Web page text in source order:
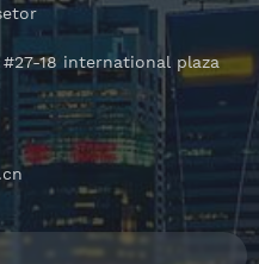
18 international plaza